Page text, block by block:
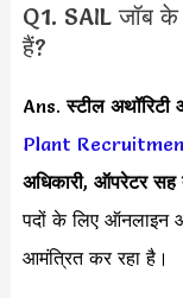
Q1. SAIL जॉब के
हैं?
Ans.स्टील अथॉरिटी
Plant
अधिकारी, ऑपरेटर सह
पदों के लिए ऑनलाइन
आमंत्रित कर रहा है।